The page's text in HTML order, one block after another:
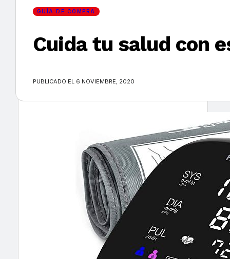
GUÍA DE COMPRA
Cuida tu salud con
PUBLICADO EL 6 NOVIEMBRE, 2020